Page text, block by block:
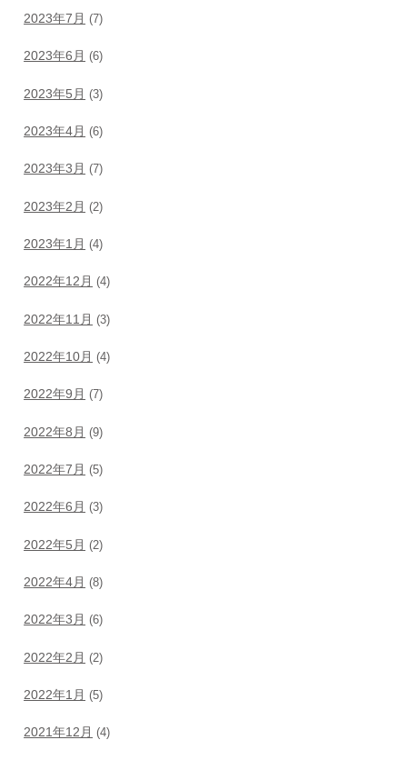
2023年7月 (7)
2023年6月 (6)
2023年5月 (3)
2023年4月 (6)
2023年3月 (7)
2023年2月 (2)
2023年1月 (4)
2022年12月 (4)
2022年11月 (3)
2022年10月 (4)
2022年9月 (7)
2022年8月 (9)
2022年7月 (5)
2022年6月 (3)
2022年5月 (2)
2022年4月 (8)
2022年3月 (6)
2022年2月 (2)
2022年1月 (5)
2021年12月 (4)